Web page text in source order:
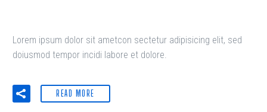
Lorem ipsum dolor sit ametcon sectetur adipisicing elit, sed
doiusmod tempor incidi labore et dolore.
READ MORE